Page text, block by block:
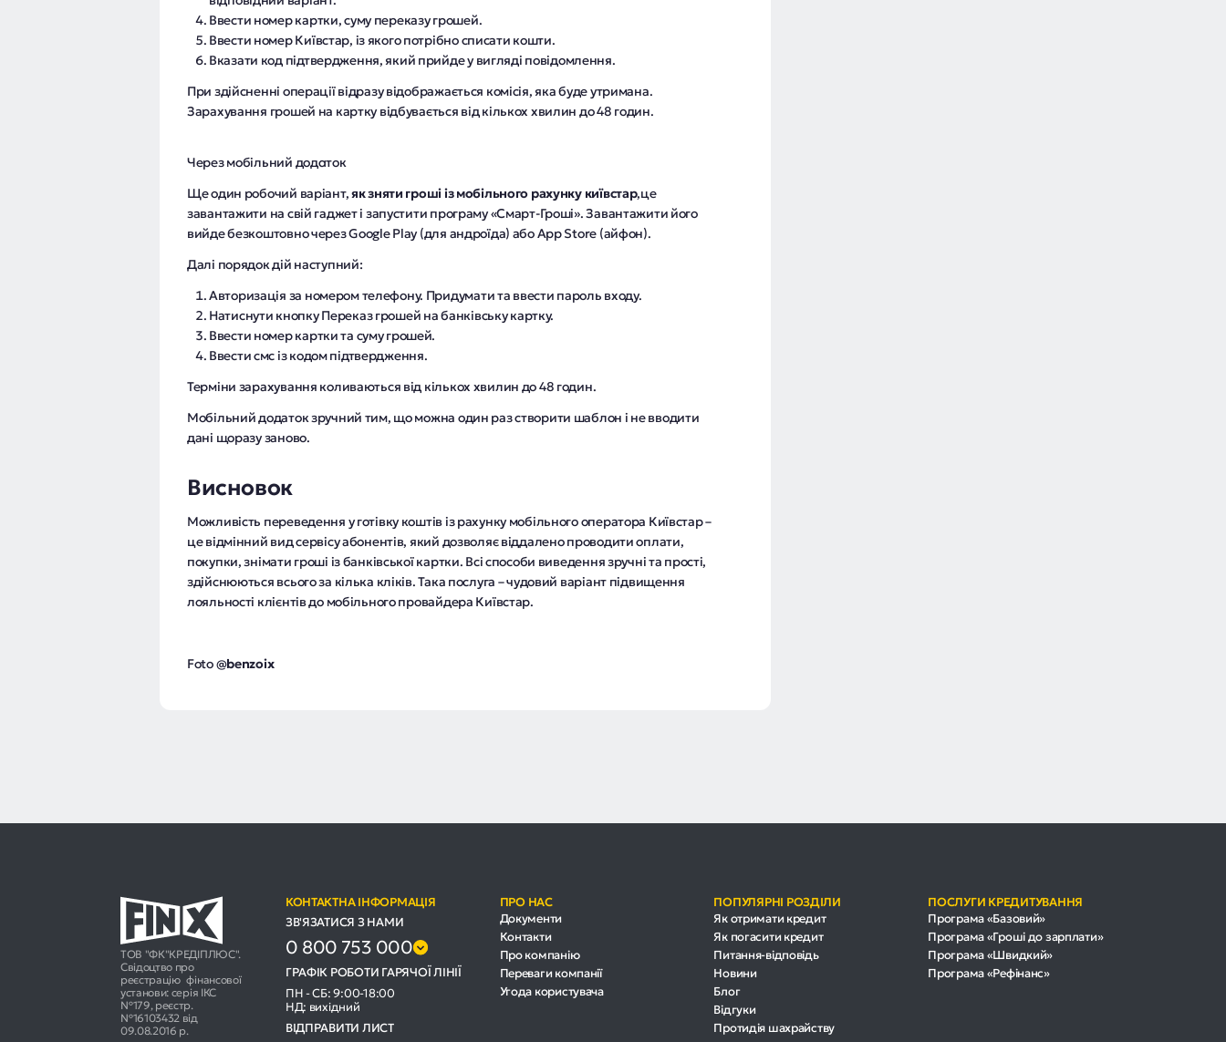
Ввести номер картки, суму переказу грошей.
Ввести номер Київстар, із якого потрібно списати кошти.
Вказати код підтвердження, який прийде у вигляді повідомлення.
При здійсненні операції відразу відображається комісія, яка буде утримана.
Зарахування грошей на картку відбувається від кількох хвилин до 48 годин.
Через мобільний додаток
Ще один робочий варіант,як зняти гроші із мобільного рахунку київстар,це
завантажити на свій гаджет і запустити програму «Смарт-Гроші». Завантажити його
вийде безкоштовно через Google Play (для андроїда) або App Store (айфон).
Далі порядок дій наступний:
Авторизація за номером телефону. Придумати та ввести пароль входу.
Натиснути кнопку Переказ грошей на банківську картку.
Ввести номер картки та суму грошей.
Ввести смс із кодом підтвердження.
Терміни зарахування коливаються від кількох хвилин до 48 годин.
Мобільний додаток зручний тим, що можна один раз створити шаблон і не вводити
дані щоразу заново.
Висновок
Можливість переведення у готівку коштів із рахунку мобільного оператора Київстар –
це відмінний вид сервісу абонентів, який дозволяє віддалено проводити оплати,
покупки, знімати гроші із банківської картки. Всі способи виведення зручні та прості,
здійснюються всього за кілька кліків. Така послуга – чудовий варіант підвищення
лояльності клієнтів до мобільного провайдера Київстар.
Foto@benzoix
ТОВ "ФК"КРЕДІПЛЮС".
Свідоцтво про
реєстрацію фінансової
установи: серія ІКС
№179, реєстр.
№16103432 від
09.08.2016 р.
КОНТАКТНА ІНФОРМАЦІЯ
ЗВ'ЯЗАТИСЯ З НАМИ
0 800 753 000
ГРАФІК РОБОТИ ГАРЯЧОЇ ЛІНІЇ
ПН - СБ: 9:00-18:00
НД: вихідний
ВІДПРАВИТИ ЛИСТ
ПРО НАС
Документи
Контакти
Про компанію
Переваги компанії
Угода користувача
ПОПУЛЯРНІ РОЗДІЛИ
Як отримати кредит
Як погасити кредит
Питання-відповідь
Новини
Блог
Відгуки
Протидія шахрайству
ПОСЛУГИ КРЕДИТУВАННЯ
Програма «Базовий»
Програма «Гроші до зарплати»
Програма «Швидкий»
Програма «Рефінанс»